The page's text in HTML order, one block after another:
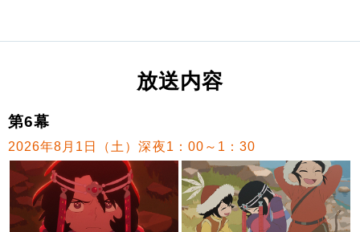
放送内容
第6幕
2026年8月1日（土）深夜1：00～1：30